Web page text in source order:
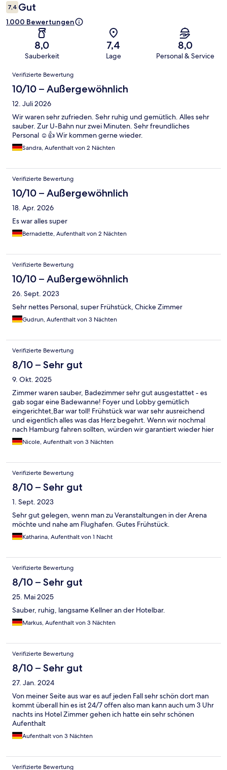
7,4 Gut
1.000 Bewertungen
8,0
Sauberkeit
7,4
Lage
8,0
Personal & Service
Bewertungen
Verifizierte Bewertung
10/10 – Außergewöhnlich
12. Juli 2026
Wir waren sehr zufrieden. Sehr ruhig und gemütlich. Alles sehr
sauber. Zur U-Bahn nur zwei Minuten. Sehr freundliches
Personal ☺️👍 Wir kommen gerne wieder.
Sandra, Aufenthalt von 2 Nächten
Verifizierte Bewertung
10/10 – Außergewöhnlich
18. Apr. 2026
Es war alles super
Bernadette, Aufenthalt von 2 Nächten
Verifizierte Bewertung
10/10 – Außergewöhnlich
26. Sept. 2023
Sehr nettes Personal, super Frühstück, Chicke Zimmer
Gudrun, Aufenthalt von 3 Nächten
Verifizierte Bewertung
8/10 – Sehr gut
9. Okt. 2025
Zimmer waren sauber, Badezimmer sehr gut ausgestattet - es
gab sogar eine Badewanne! Foyer und Lobby gemütlich
eingerichtet,Bar war toll! Frühstück war war sehr ausreichend
und eigentlich alles was das Herz begehrt. Wenn wir nochmal
nach Hamburg fahren sollten, würden wir garantiert wieder hier
absteigen. Denn man kommt vom Hotel super mit den
öffentlichen Verkehrsmitteln überall hin
Nicole, Aufenthalt von 3 Nächten
Verifizierte Bewertung
8/10 – Sehr gut
1. Sept. 2023
Sehr gut gelegen, wenn man zu Veranstaltungen in der Arena
möchte und nahe am Flughafen. Gutes Frühstück.
Katharina, Aufenthalt von 1 Nacht
Verifizierte Bewertung
8/10 – Sehr gut
25. Mai 2025
Sauber, ruhig, langsame Kellner an der Hotelbar.
Markus, Aufenthalt von 3 Nächten
Verifizierte Bewertung
8/10 – Sehr gut
27. Jan. 2024
Von meiner Seite aus war es auf jeden Fall sehr schön dort man
kommt überall hin es ist 24/7 offen also man kann auch um 3 Uhr
nachts ins Hotel Zimmer gehen ich hatte ein sehr schönen
Aufenthalt
Aufenthalt von 3 Nächten
Verifizierte Bewertung